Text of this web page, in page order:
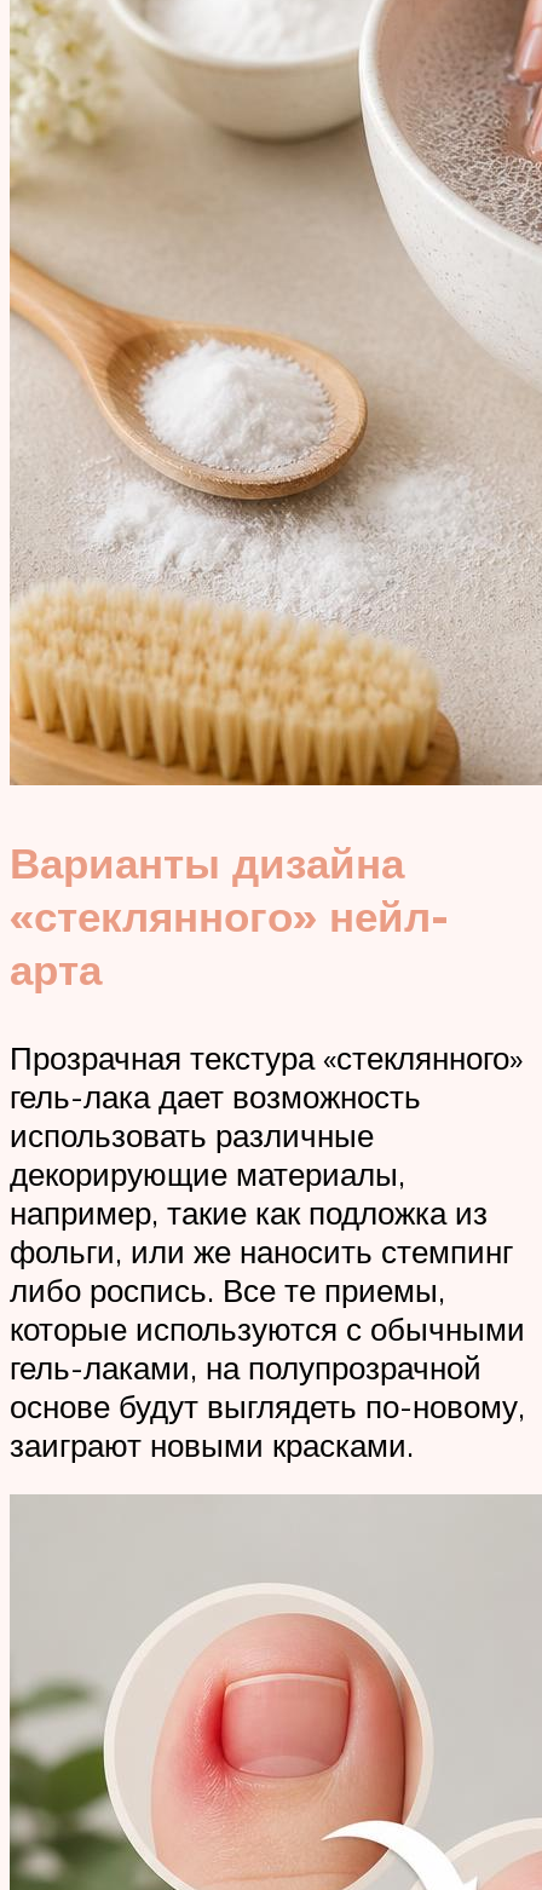
Варианты дизайна
«стеклянного» нейл-
арта
Прозрачная текстура «стеклянного»
гель-лака дает возможность
использовать различные
декорирующие материалы,
например, такие как подложка из
фольги, или же наносить стемпинг
либо роспись. Все те приемы,
которые используются с обычными
гель-лаками, на полупрозрачной
основе будут выглядеть по-новому,
заиграют новыми красками.